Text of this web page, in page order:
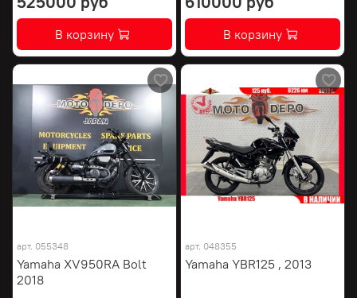
В корзину В корзину
арт. 055348
Yamaha XV950RA Bolt
2018
арт. 048355
Yamaha YBR125 , 2013